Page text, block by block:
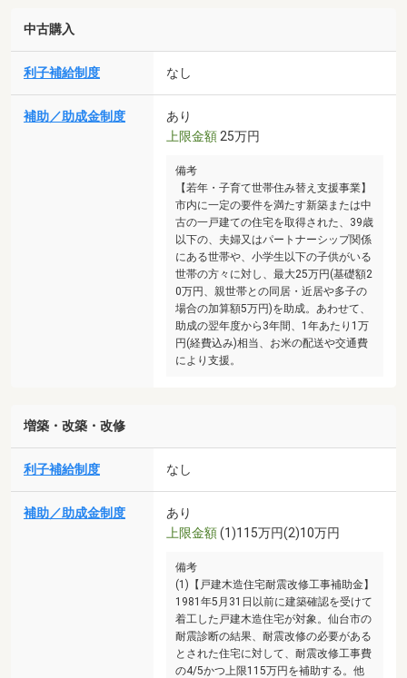
中古購入
利子補給制度 なし
補助／助成金制度
あり
上限金額 25万円
備考
【若年・子育て世帯住み替え支援事業】
市内に一定の要件を満たす新築または中
古の一戸建ての住宅を取得された、39歳
以下の、夫婦又はパートナーシップ関係
にある世帯や、小学生以下の子供がいる
世帯の方々に対し、最大25万円(基礎額2
0万円、親世帯との同居・近居や多子の
場合の加算額5万円)を助成。あわせて、
助成の翌年度から3年間、1年あたり1万
円(経費込み)相当、お米の配送や交通費
により支援。
増築・改築・改修
利子補給制度 なし
補助／助成金制度
あり
上限金額(1)115万円(2)10万円
備考
(1)【戸建木造住宅耐震改修工事補助金】
1981年5月31日以前に建築確認を受けて
着工した戸建木造住宅が対象。仙台市の
耐震診断の結果、耐震改修の必要がある
とされた住宅に対して、耐震改修工事費
の4/5かつ上限115万円を補助する。他